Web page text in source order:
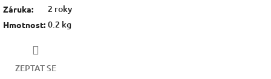
Záruka: 2 roky
Hmotnost: 0.2 kg
ZEPTAT SE